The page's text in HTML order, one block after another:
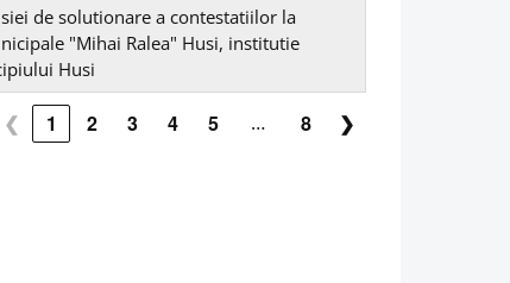
de solutionare a contestatiilor la
"Mihai Ralea" Husi, institutie
Husi
❮ 1 2 3 4 5 … 8 ❯